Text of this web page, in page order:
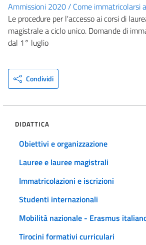
Ammissioni 2020 / Come immatricolarsi
Le procedure per l'accesso ai corsi di
magistrale a ciclo unico. Domande di
dal 1° luglio
Condividi
DIDATTICA
Obiettivi e organizzazione
Lauree e lauree magistrali
Immatricolazioni e iscrizioni
Studenti internazionali
Mobilità nazionale - Erasmus
Tirocini formativi curriculari